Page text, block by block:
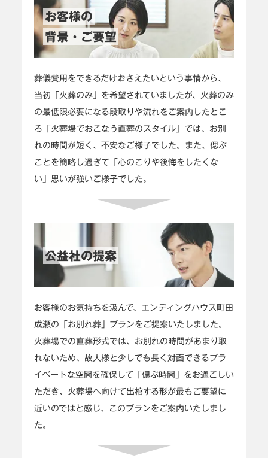
お客様の
背景・ご要望
葬儀費用をできるだけおさえたいという事情から、
当初「火葬のみ」を希望されていましたが、火葬のみ
の最低限必要になる段取りや流れをご案内したとこ
ろ「火葬場でおこなう直葬のスタイル」では、お別
れの時間が短く、不安なご様子でした。また、偲ぶ
ことを簡略し過ぎて「心のこりや後悔をしたくな
い」思いが強いご様子でした。
公益社の提案
お客様のお気持ちを汲んで、エンディングハウス町田
成瀬の「お別れ葬」プランをご提案いたしました。
火葬場での直葬形式では、お別れの時間があまり取
れないため、故人様と少しでも長く対面できるプラ
イベートな空間を確保して「偲ぶ時間」をお過ごしい
ただき、火葬場へ向けて出棺する形が最もご要望に
近いのではと感じ、このプランをご案内いたしまし
た。